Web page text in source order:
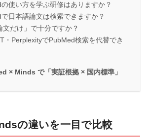
使い方を学ぶ研修はありますか？
日本語論文は検索できますか？
文だけ」で十分ですか？
・PerplexityでPubMed検索を代替でき
× Minds で「実証根拠 × 国内標準」
の違いを一目で比較